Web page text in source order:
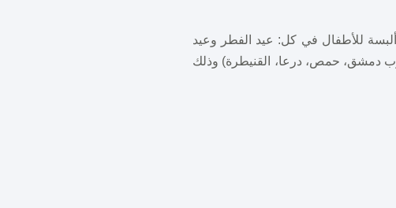
للأطفال في كل: عيد الفطر وعيد
دمشق، حمص، درعا، القنيطرة) وذلك